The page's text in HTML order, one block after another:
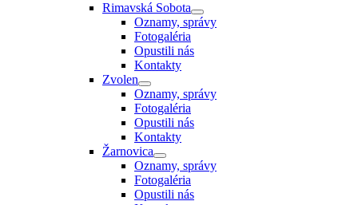
Rimavská Sobota
Oznamy, správy
Fotogaléria
Opustili nás
Kontakty
Zvolen
Oznamy, správy
Fotogaléria
Opustili nás
Kontakty
Žarnovica
Oznamy, správy
Fotogaléria
Opustili nás